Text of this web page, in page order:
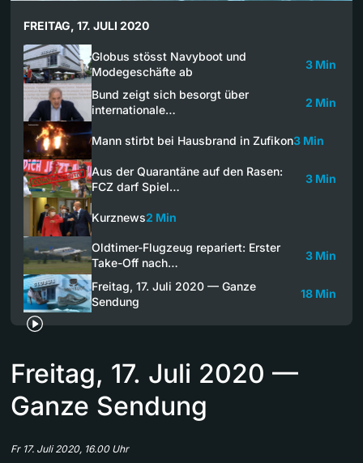
FREITAG, 17. JULI 2020
Globus stösst Navyboot und
Modegeschäfte ab
3 Min
Bund zeigt sich besorgt über
internationale…
2 Min
Mann stirbt bei Hausbrand in Zufikon3 Min
Aus der Quarantäne auf den Rasen:
FCZ darf Spiel…
3 Min
Kurznews2 Min
Oldtimer-Flugzeug repariert: Erster
Take-Off nach…
3 Min
Freitag, 17. Juli 2020 — Ganze
Sendung
18 Min
Freitag, 17. Juli 2020 —
Ganze Sendung
Fr 17. Juli 2020, 16.00 Uhr